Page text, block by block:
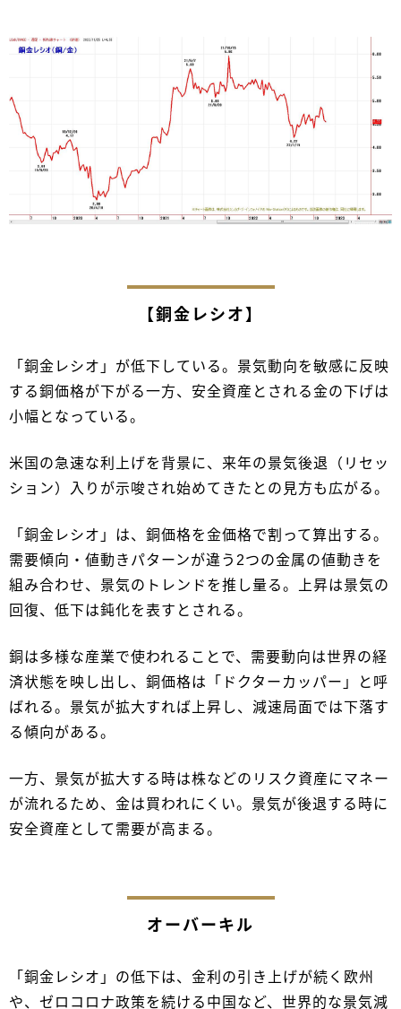
【銅金レシオ】
「銅金レシオ」が低下している。景気動向を敏感に反映
する銅価格が下がる一方、安全資産とされる金の下げは
小幅となっている。
米国の急速な利上げを背景に、来年の景気後退（リセッ
ション）入りが示唆され始めてきたとの見方も広がる。
「銅金レシオ」は、銅価格を金価格で割って算出する。
需要傾向・値動きパターンが違う2つの金属の値動きを
組み合わせ、景気のトレンドを推し量る。上昇は景気の
回復、低下は鈍化を表すとされる。
銅は多様な産業で使われることで、需要動向は世界の経
済状態を映し出し、銅価格は「ドクターカッパー」と呼
ばれる。景気が拡大すれば上昇し、減速局面では下落す
る傾向がある。
一方、景気が拡大する時は株などのリスク資産にマネー
が流れるため、金は買われにくい。景気が後退する時に
安全資産として需要が高まる。
オーバーキル
「銅金レシオ」の低下は、金利の引き上げが続く欧州
や、ゼロコロナ政策を続ける中国など、世界的な景気減